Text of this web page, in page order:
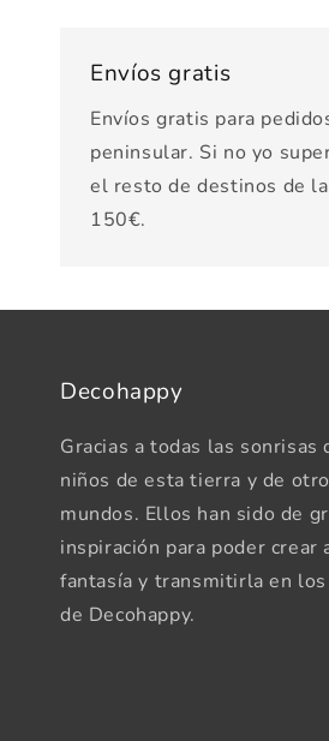
Envíos gratis
Envíos gratis para
peninsular. Si no yo
el resto de destinos de
150€.
Decohappy
Gracias a todas las sonrisas
niños de esta tierra y de
mundos. Ellos han sido de
inspiración para poder crear
fantasía y transmitirla en
de Decohappy.